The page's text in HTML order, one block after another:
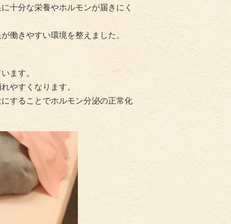
十分な栄養やホルモンが届きにく
働きやすい環境を整えました。
ます。
やすくなります。
することでホルモン分泌の正常化